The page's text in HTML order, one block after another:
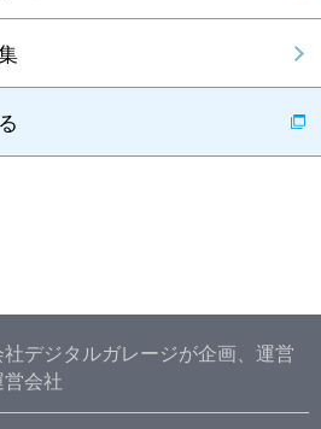
社デジタルガレージが企画、運営
会社